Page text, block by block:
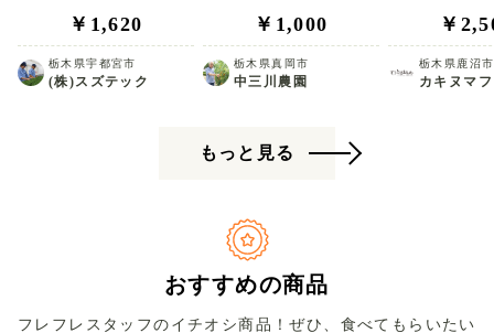
指名も受けるようになった今でも、“おいしかった”と
いう声への責任を果たすため何度もハウスに足を運ん
でいる。
￥1,620
栃木県宇都宮市
(株)スズテック
￥1,000
栃木県真岡市
中三川農園
￥
栃木県鹿沼市
カキヌマ
もっと見る
おすすめの商品
フレフレスタッフのイチオシ商品！ぜひ、食べてもらいたい